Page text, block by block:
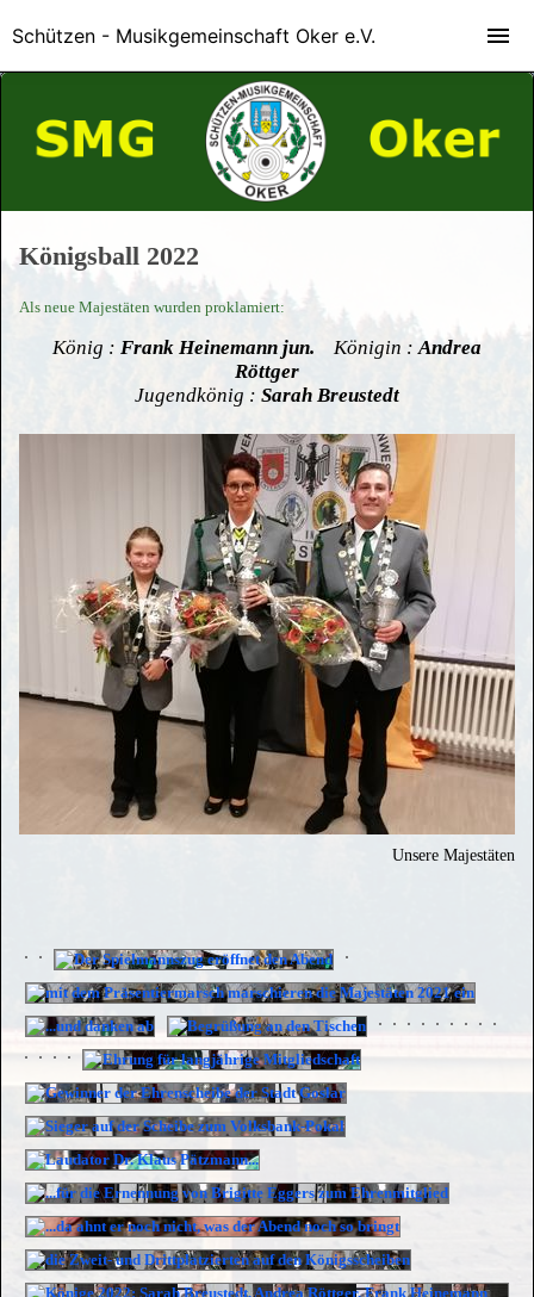
Königsball 2022
Als neue Majestäten wurden proklamiert:
König : Frank Heinemann jun. Königin :Andrea
Röttger
Jugendkönig : Sarah Breustedt
Unsere Majestäten
Schützen - Musikgemeinschaft Oker e.V.